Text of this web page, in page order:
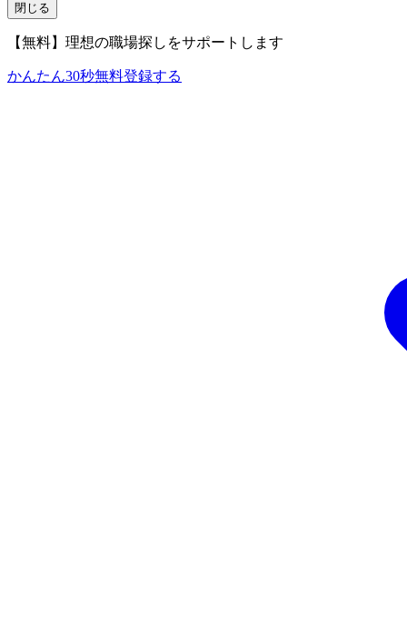
閉じる
【無料】理想の職場探しをサポートします
かんたん30秒無料登録する